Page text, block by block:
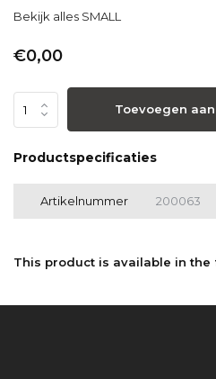
Bekijk alles SMALL
€0,00
Toevoegen
Productspecificaties
Artikelnummer 200063
This product is available in